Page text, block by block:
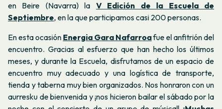
en Beire (Navarra) la V Edición de la Escuela de
Septiembre, en la que participamos casi 200 personas.
En esta ocasión Energia Gara Nafarroafue el anfitrión del
encuentro. Gracias al esfuerzo que han hecho los últimos
meses, y durante la Escuela, disfrutamos de un espacio de
encuentro muy adecuado y una logística de transporte,
tienda ytaberna muy bien organizados. Nos honraron con un
aurresku de bienvenida y ¡nos hicieron bailar el sábado por la